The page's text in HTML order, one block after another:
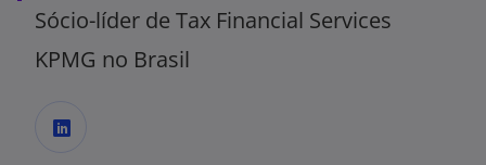
Sócio-líder de Tax Financial Services
KPMG no Brasil